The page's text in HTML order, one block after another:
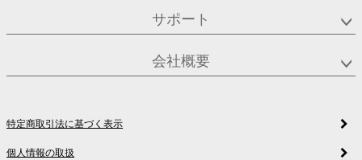
サポート
会社概要
特定商取引法に基づく表示
個人情報の取扱